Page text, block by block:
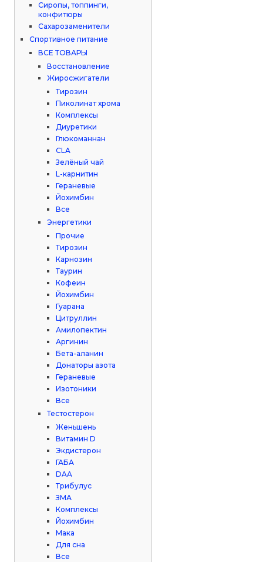
Сиропы, топпинги,
конфитюры
Сахарозаменители
Спортивное питание
ВСЕ ТОВАРЫ
Восстановление
Жиросжигатели
Тирозин
Пиколинат хрома
Комплексы
Диуретики
Глюкоманнан
CLA
Зелёный чай
L-карнитин
Гераневые
Йохимбин
Все
Энергетики
Прочие
Тирозин
Карнозин
Таурин
Кофеин
Йохимбин
Гуарана
Цитруллин
Амилопектин
Аргинин
Бета-аланин
Донаторы азота
Гераневые
Изотоники
Все
Тестостерон
Женьшень
Витамин D
Экдистерон
ГАБА
DAA
Трибулус
ЗМА
Комплексы
Йохимбин
Мака
Для сна
Все